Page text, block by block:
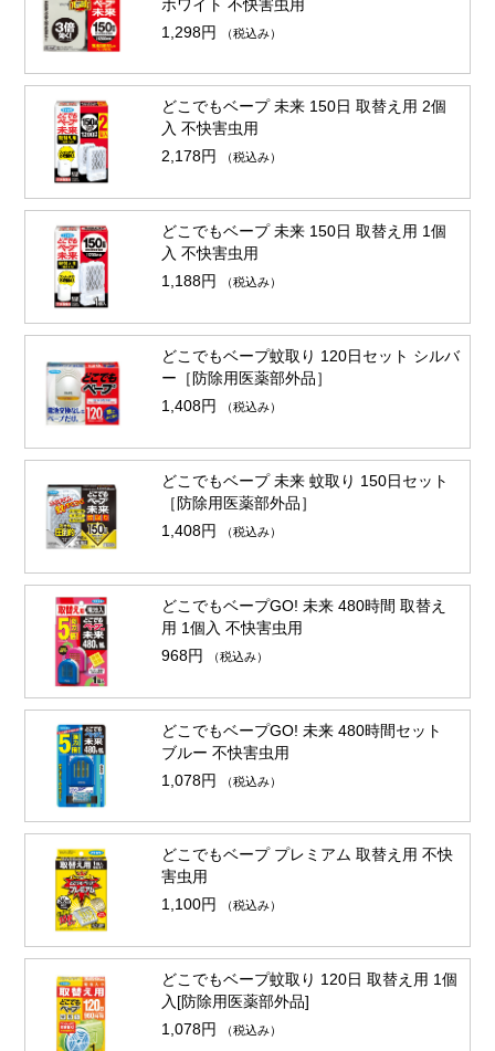
ホワイト 不快害虫用
1,298円
（税込み）
どこでもベープ 未来 150日 取替え用 2個
入 不快害虫用
2,178円
（税込み）
どこでもベープ 未来 150日 取替え用 1個
入 不快害虫用
1,188円
（税込み）
どこでもベープ蚊取り 120日セット シルバ
ー［防除用医薬部外品］
1,408円
（税込み）
どこでもベープ 未来 蚊取り 150日セット
［防除用医薬部外品］
1,408円
（税込み）
どこでもベープGO! 未来 480時間 取替え
用 1個入 不快害虫用
968円
（税込み）
どこでもベープGO! 未来 480時間セット
ブルー 不快害虫用
1,078円
（税込み）
どこでもベープ プレミアム 取替え用 不快
害虫用
1,100円
（税込み）
どこでもベープ蚊取り 120日 取替え用 1個
入[防除用医薬部外品]
1,078円
（税込み）